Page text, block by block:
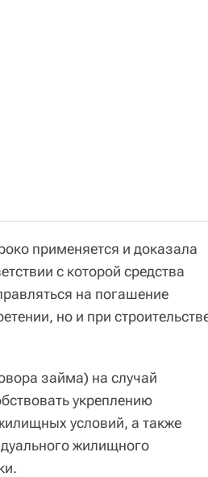
применяется и доказала
с которой средства
на погашение
но и при
займа) на случай
укреплению
условий, а также
жилищного